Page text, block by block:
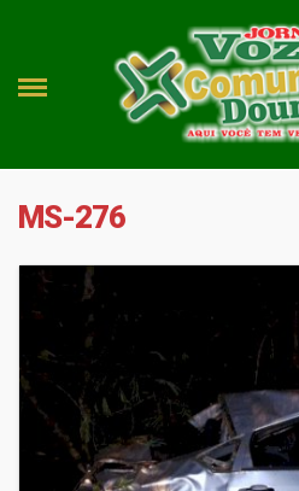
MS-276